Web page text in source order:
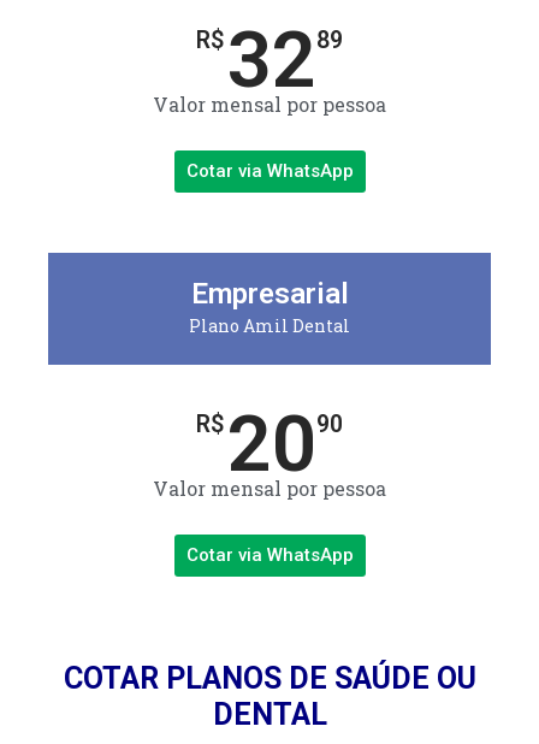
R$ 3289
Valor mensal por pessoa
Cotar via WhatsApp
Empresarial
Plano Amil Dental
R$ 2090
Valor mensal por pessoa
Cotar via WhatsApp
COTAR PLANOS DE SAÚDE OU
DENTAL